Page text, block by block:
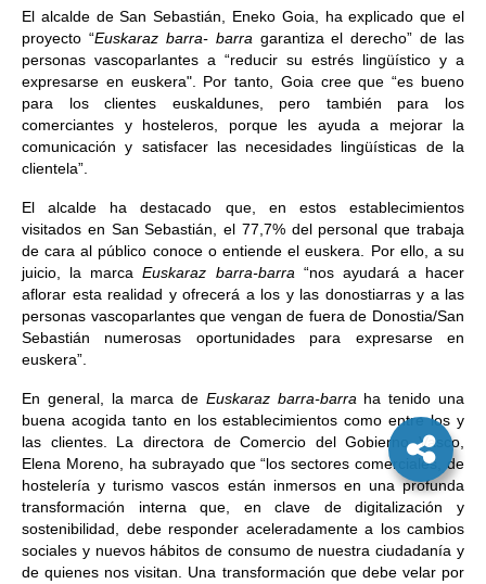
El alcalde de San Sebastián, Eneko Goia, ha explicado que el
proyecto “Euskaraz barra- barra garantiza el derecho” de las
personas vascoparlantes a “reducir su estrés lingüístico y a
expresarse en euskera". Por tanto, Goia cree que “es bueno
para los clientes euskaldunes, pero también para los
comerciantes y hosteleros, porque les ayuda a mejorar la
comunicación y satisfacer las necesidades lingüísticas de la
clientela”.
El alcalde ha destacado que, en estos establecimientos
visitados en San Sebastián, el 77,7% del personal que trabaja
de cara al público conoce o entiende el euskera. Por ello, a su
juicio, la marcaEuskaraz barra-barra “nos ayudará a hacer
aflorar esta realidad y ofrecerá a los y las donostiarras y a las
personas vascoparlantes que vengan de fuera de Donostia/San
Sebastián numerosas oportunidades para expresarse en
euskera”.
En general, la marca de Euskaraz barra-barra ha tenido una
buena acogida tanto en los establecimientos como entre los y
las clientes. La directora de Comercio del Gobierno Vasco,
Elena Moreno, ha subrayado que “los sectores comerciales, de
hostelería y turismo vascos están inmersos en una profunda
transformación interna que, en clave de digitalización y
sostenibilidad, debe responder aceleradamente a los cambios
sociales y nuevos hábitos de consumo de nuestra ciudadanía y
de quienes nos visitan. Una transformación que debe velar por